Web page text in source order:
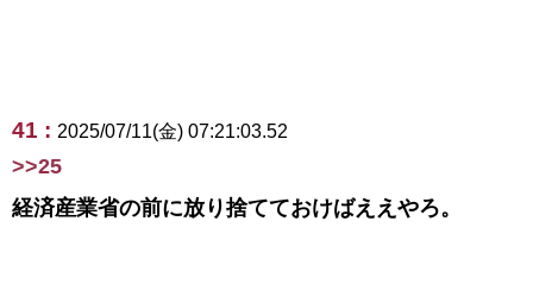
41 : 2025/07/11(金) 07:21:03.52
>>25
経済産業省の前に放り捨てておけばええやろ。